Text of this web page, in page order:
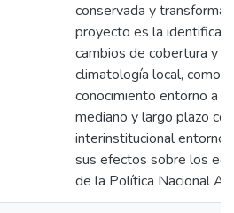
conservada y
proyecto es la
cambios de cobertura y
climatología local, como
conocimiento entorno a
mediano y largo plazo
interinstitucional entorno
sus efectos sobre los
de la Política Nacional